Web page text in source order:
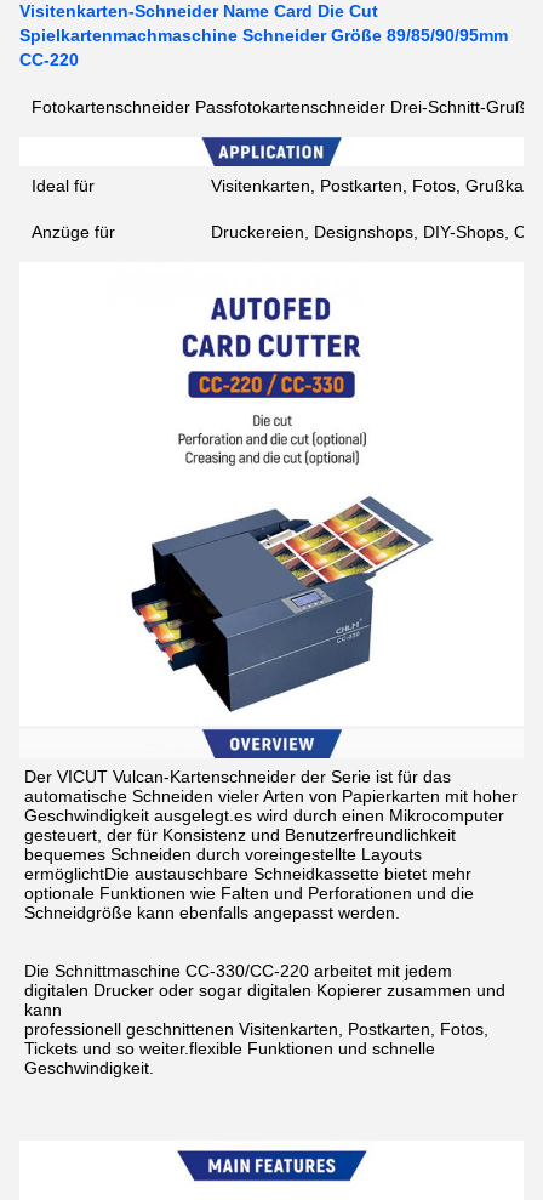
Visitenkarten-Schneider Name Card Die Cut
Spielkartenmachmaschine Schneider Größe 89/85/90/95mm
CC-220
Fotokartenschneider Passfotokartenschneider Drei-Schnitt-
Ideal für Visitenkarten, Postkarten, Fotos,
Anzüge für Druckereien, Designshops, DIY-Shops,
Der VICUT Vulcan-Kartenschneider der Serie ist für das
automatische Schneiden vieler Arten von Papierkarten mit hoher
Geschwindigkeit ausgelegt.es wird durch einen Mikrocomputer
gesteuert, der für Konsistenz und Benutzerfreundlichkeit
bequemes Schneiden durch voreingestellte Layouts
ermöglichtDie austauschbare Schneidkassette bietet mehr
optionale Funktionen wie Falten und Perforationen und die
Schneidgröße kann ebenfalls angepasst werden.
Die Schnittmaschine CC-330/CC-220 arbeitet mit jedem
digitalen Drucker oder sogar digitalen Kopierer zusammen und
kann
professionell geschnittenen Visitenkarten, Postkarten, Fotos,
Tickets und so weiter.flexible Funktionen und schnelle
Geschwindigkeit.